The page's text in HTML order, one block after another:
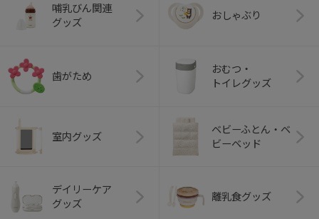
哺乳びん関連
グッズ
おしゃぶり
歯がため
おむつ・
トイレグッズ
室内グッズ
ベビーふとん・ベ
ビーベッド
デイリーケア
グッズ
離乳食グッズ